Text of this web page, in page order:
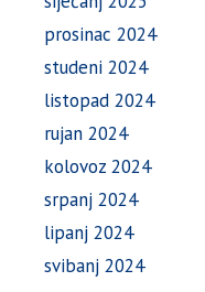
prosinac 2024
studeni 2024
listopad 2024
rujan 2024
kolovoz 2024
srpanj 2024
lipanj 2024
svibanj 2024